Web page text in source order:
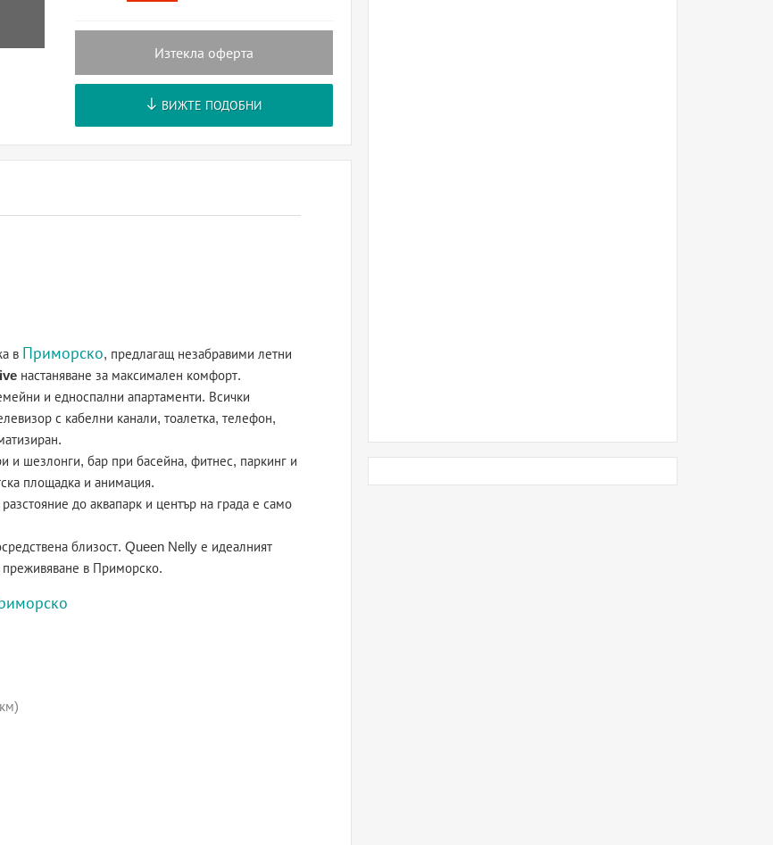
Изтекла оферта
ВИЖТЕ ПОДОБНИ
в Приморско, предлагащ незабравими летни
настаняване за максимален комфорт.
и едноспални апартаменти. Всички
с кабелни канали, тоалетка, телефон,
и шезлонги, бар при басейна, фитнес, паркинг и
площадка и анимация.
до аквапарк и център на града е само
близост. Queen Nelly е идеалният
преживяване в Приморско.